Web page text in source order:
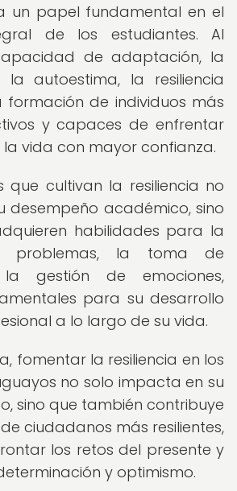
un papel fundamental en el
de los estudiantes. Al
de adaptación, la
autoestima, la resiliencia
de individuos más
y capaces de enfrentar
vida con mayor confianza.
que cultivan la resiliencia no
desempeño académico, sino
habilidades para la
problemas, la toma de
gestión de emociones,
para su desarrollo
a lo largo de su vida.
fomentar la resiliencia en los
no solo impacta en su
sino que también contribuye
ciudadanos más resilientes,
los retos del presente y
y optimismo.